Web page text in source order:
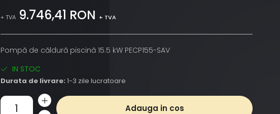
+ TVA 9.746,41 RON + TVA
Pompă de căldură piscină 15.5 kW PECP155-SAV
IN STOC
Durata de livrare: 1-3 zile lucratoare
Adauga in cos